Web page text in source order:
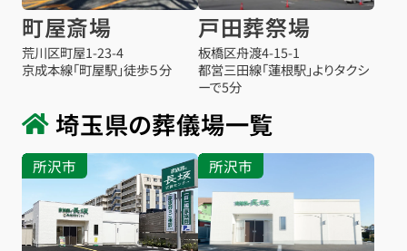
町屋斎場
荒川区町屋1-23-4
京成本線「町屋駅」徒歩５分
戸田葬祭場
板橋区舟渡4-15-1
都営三田線「蓮根駅」よりタクシ
ーで5分
埼玉県の葬儀場一覧
所沢市 所沢市